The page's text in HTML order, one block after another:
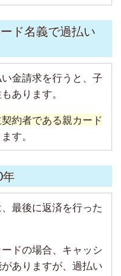
ド名義で過払い
金請求を行うと、子
あります。
約者である親カード
す。
年
最後に返済を行った
ドの場合、キャッシ
ありますが、過払い